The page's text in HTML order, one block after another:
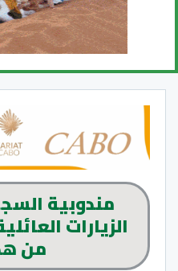
مندوبية
الزيارات
من